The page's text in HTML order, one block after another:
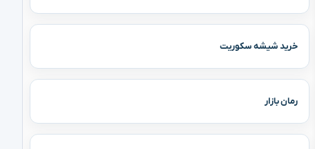
خرید شیشه سکوریت
رمان بازار